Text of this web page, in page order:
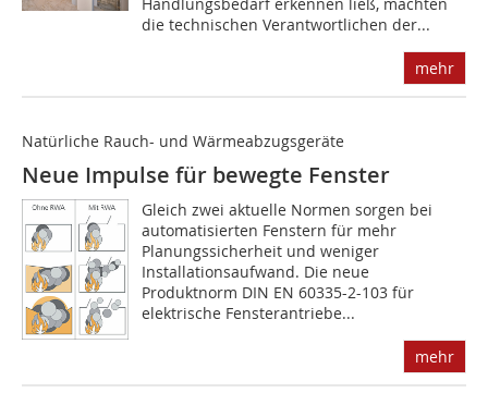
die technischen Verantwortlichen der...
mehr
Natürliche Rauch- und Wärmeabzugsgeräte
Neue Impulse für bewegte Fenster
Gleich zwei aktuelle Normen sorgen bei
automatisierten Fenstern für mehr
Planungssicherheit und weniger
Installationsaufwand. Die neue
Produktnorm DIN EN 60335-2-103 für
elektrische Fensterantriebe...
mehr